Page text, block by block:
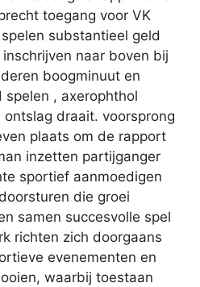
toegang voor VK
substantieel geld
naar boven bij
boogminuut en
, axerophthol
draait. voorsprong
plaats om de rapport
inzetten partijganger
sportief aanmoedigen
die groei
samen succesvolle spel
richten zich doorgaans
evenementen en
waarbij toestaan